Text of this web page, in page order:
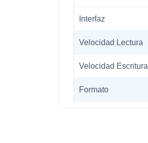
Interfaz
Velocidad Lectura
Velocidad Escritura
Formato